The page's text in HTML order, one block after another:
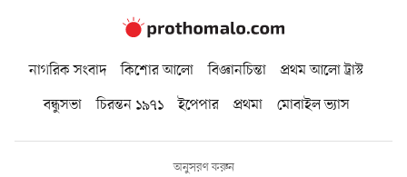
নাগরিক সংবাদ কিশোর আলো বিজ্ঞানচিন্তা
প্রথম আলো ট্রাস্ট
বন্ধুসভা
চিরন্তন ১৯৭১ ইপেপার প্রথমা মোবাইল ভ্যাস
অনুসরণ করুন